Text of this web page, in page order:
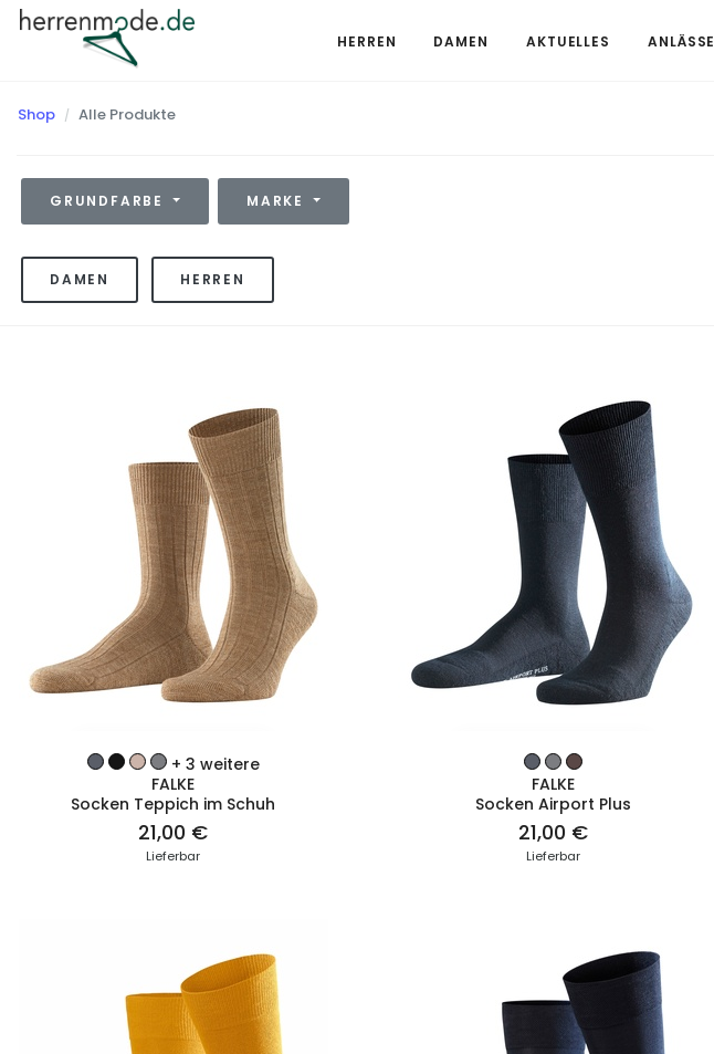
HERREN DAMEN AKTUELLES ANLÄSSE
Shop Alle Produkte
GRUNDFARBE MARKE
DAMEN HERREN
ZUM PRODUKT
+ 3 weitere
FALKE
Socken Teppich im Schuh
21,00 €
Lieferbar
ZUM PRODUKT
FALKE
Socken Airport Plus
21,00 €
Lieferbar